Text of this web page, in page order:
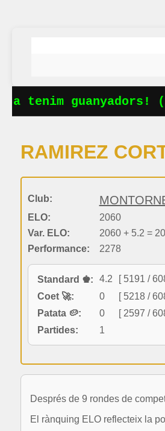
tenim guanyadors!
RAMIREZ
Club:
ELO:
2060
Var. ELO:
2060 + 5.2 =
Performance:
2278
Standard ♚: 4.2
[ 5191 /
Coet 🚀:
0
[ 5218 /
Patata 🥔:
0
[ 2597 /
Partides:
1
Després de 9 rondes de
El rànquing ELO reflecteix la